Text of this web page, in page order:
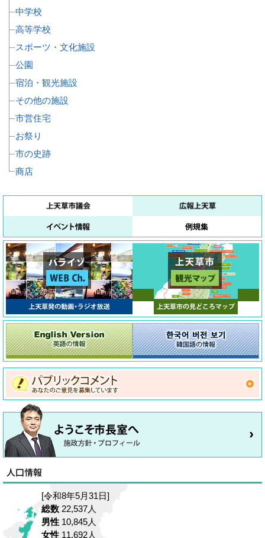
中学校
高等学校
スポーツ・文化施設
公園
宿泊・観光施設
その他の施設
市営住宅
お祭り
市の史跡
商店
[令和8年5月31日]
総数 22,537人
男性 10,845人
女性 11,692人